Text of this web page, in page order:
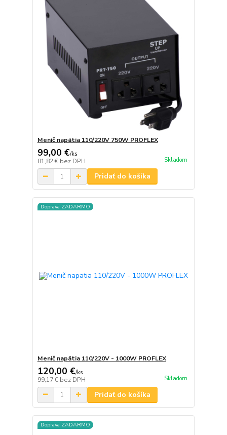
Menič napätia 110/220V 750W PROFLEX
99,00 €/ks
81,82 € bez DPH Skladom
Pridať do košíka
Doprava ZADARMO
Menič napätia 110/220V - 1000W PROFLEX
120,00 €/ks
99,17 € bez DPH Skladom
Pridať do košíka
Doprava ZADARMO